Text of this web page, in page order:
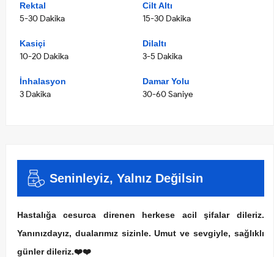
Rektal
5-30 Dakika
Cilt Altı
15-30 Dakika
Kasiçi
10-20 Dakika
Dilaltı
3-5 Dakika
İnhalasyon
3 Dakika
Damar Yolu
30-60 Saniye
Seninleyiz, Yalnız Değilsin
Hastalığa cesurca direnen herkese acil şifalar dileriz.
Yanınızdayız, dualarımız sizinle. Umut ve sevgiyle, sağlıklı
günler dileriz.❤️❤️